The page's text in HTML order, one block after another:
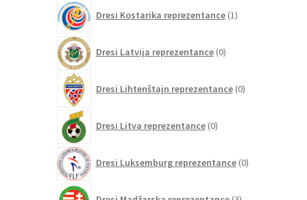
Dresi Kostarika reprezentance 1izdelek
Dresi Latvija reprezentance 0izdelkov
Dresi Lihtenštajn reprezentance 0izdelkov
Dresi Litva reprezentance 0izdelkov
Dresi Luksemburg reprezentance 0izdelkov